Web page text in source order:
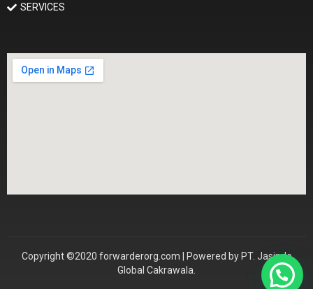
SERVICES
Copyright ©2020 forwarderorg.com | Powered by PT. Jasindo
Global Cakrawala.
Konsultasi Sekarang